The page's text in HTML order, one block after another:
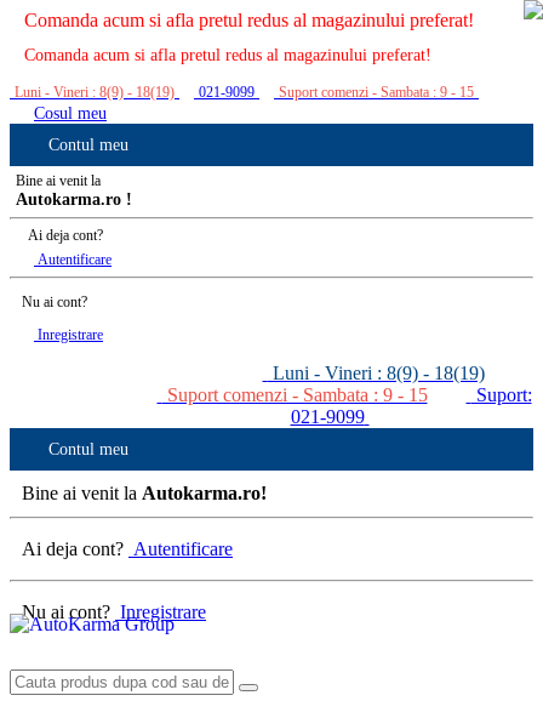
Comanda acum si afla pretul redus al magazinului preferat!
Comanda acum si afla pretul redus al magazinului preferat!
Luni - Vineri : 8(9) - 18(19) 021-9099 Suport comenzi - Sambata : 9 - 15
Cosul meu
Contul meu
Bine ai venit la
Autokarma.ro !
Ai deja cont?
Autentificare
Nu ai cont?
Inregistrare
Luni - Vineri : 8(9) - 18(19)
Suport comenzi - Sambata : 9 - 15
Suport:
021-9099
Contul meu
Bine ai venit la Autokarma.ro!
Ai deja cont? Autentificare
Nu ai cont? Inregistrare